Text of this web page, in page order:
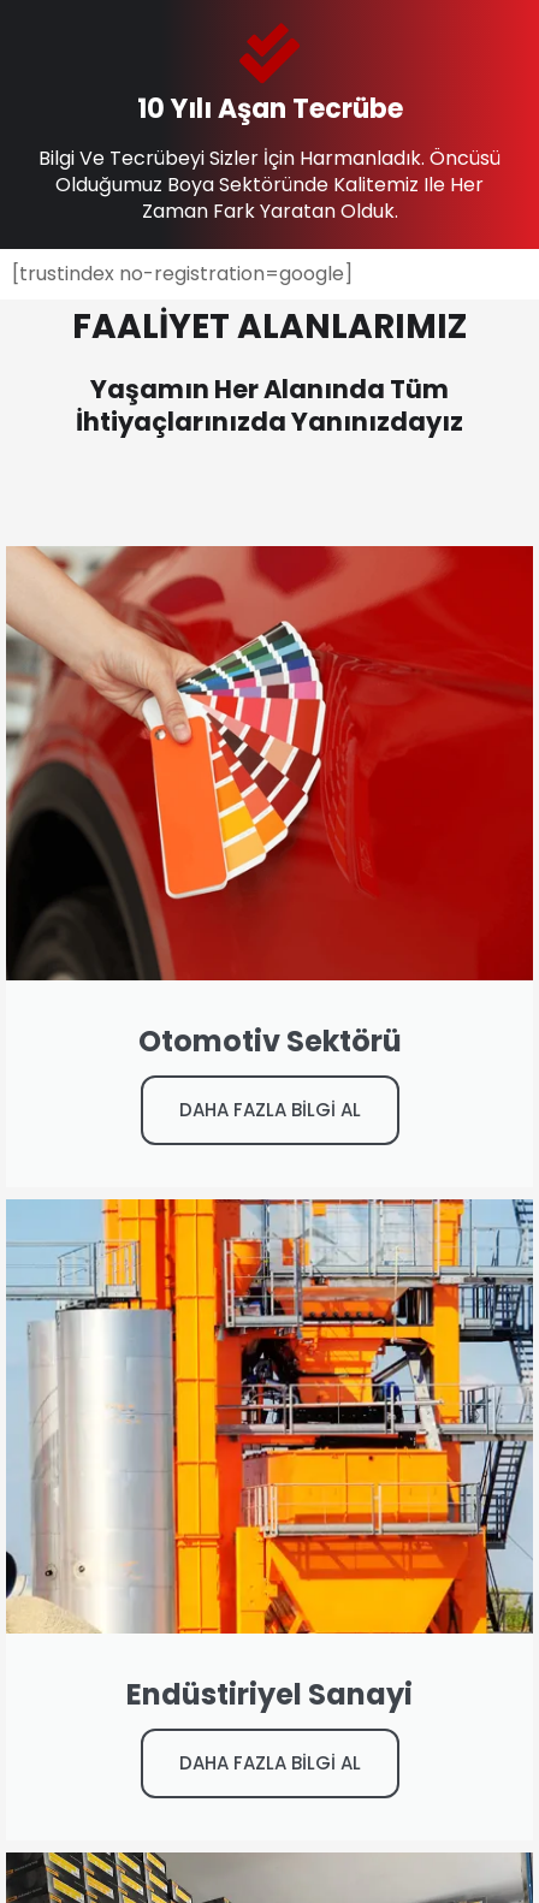
10 Yılı Aşan Tecrübe
Bilgi Ve Tecrübeyi Sizler İçin Harmanladık. Öncüsü
Olduğumuz Boya Sektöründe Kalitemiz Ile Her
Zaman Fark Yaratan Olduk.
[trustindex no-registration=google]
FAALİYET ALANLARIMIZ
Yaşamın Her Alanında Tüm
İhtiyaçlarınızda Yanınızdayız
Otomotiv Sektörü
DAHA FAZLA BİLGİ AL
Endüstiriyel Sanayi
DAHA FAZLA BİLGİ AL